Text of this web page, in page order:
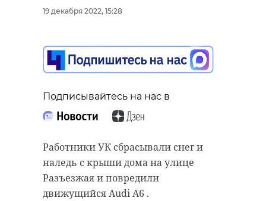
19 декабря 2022, 15:28
Подписывайтесь на нас в
Работники УК сбрасывали снег и
наледь с крыши дома на улице
Разъезжая и повредили
движущийся Audi A6 .